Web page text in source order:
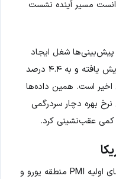
مسیر آینده نشست
پیش‌بینی‌ها شغل ایجاد
کرد، اما نرخ بیکاری برخلاف انتظار افزایش یافته و به ۴.۴ درصد
اخیر است. همین داده‌ها
بهره دچار سردرگمی
کمی عقب‌نشینی کرد.
معامله‌گران اکنون منتظر انتشار داده‌های اولیه PMI منطقه یورو و